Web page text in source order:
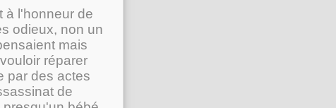
à l'honneur de
odieux, non un
mais
réparer
par des actes
de